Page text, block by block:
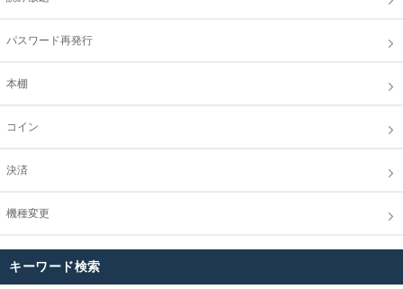
パスワード再発行
本棚
コイン
決済
機種変更
キーワード検索